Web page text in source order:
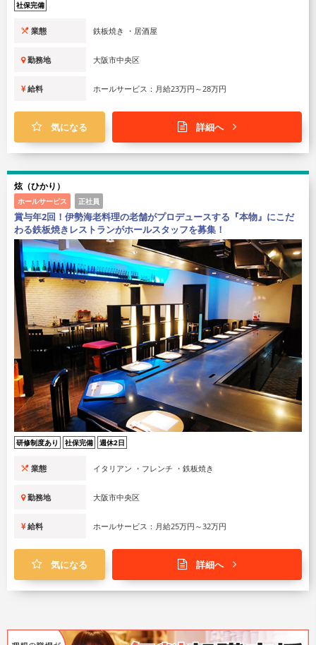
社保完備
業態 鉄板焼き ・居酒屋
勤務地 大阪市中央区
給料 ホールサービス：月給23万円～28万円
気になる 詳細へ
炫（ひかり）
ホールサービス 正社員
賞与年2回！伊勢海老料理の老舗がプロデュースする『本物』にこだ
わる鉄板焼きレストランがホールスタッフを募集！
研修制度あり 社保完備 週休2日
業態 イタリアン ・フレンチ ・鉄板焼き
勤務地 大阪市中央区
給料 ホールサービス：月給25万円～32万円
気になる 詳細へ